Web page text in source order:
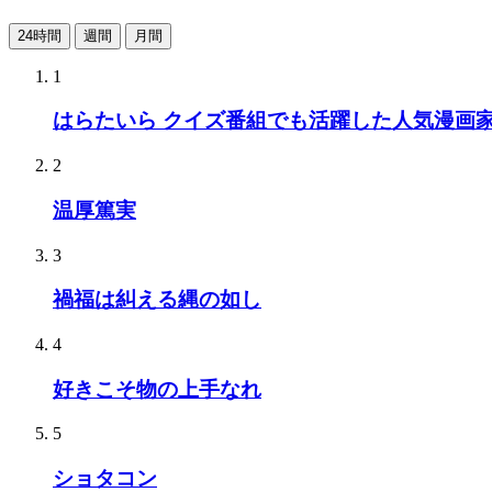
24時間 週間 月間
1
はらたいら クイズ番組でも活躍した人気漫画
2
温厚篤実
3
禍福は糾える縄の如し
4
好きこそ物の上手なれ
5
ショタコン